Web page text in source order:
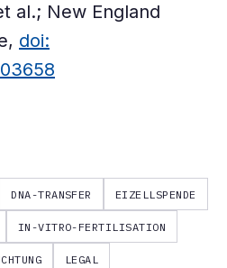
al.; New England
doi:
DNA-TRANSFER EIZELLSPENDE
IN-VITRO-FERTILISATION
LEGAL